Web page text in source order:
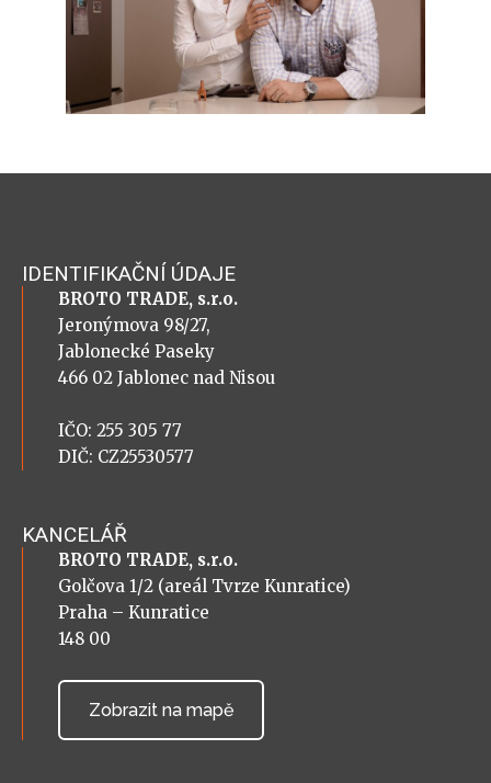
IDENTIFIKAČNÍ ÚDAJE
BROTO TRADE, s.r.o.
Jeronýmova 98/27,
Jablonecké Paseky
466 02 Jablonec nad Nisou
IČO: 255 305 77
DIČ: CZ25530577
KANCELÁŘ
BROTO TRADE, s.r.o.
Golčova 1/2 (areál Tvrze Kunratice)
Praha – Kunratice
148 00
Zobrazit na mapě